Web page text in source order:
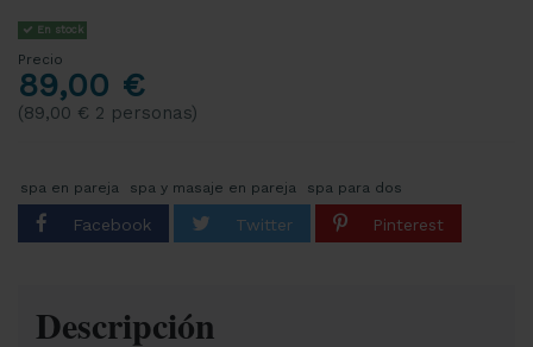
En stock
Precio
89,00 €
(89,00 € 2 personas)
spa en pareja spa y masaje en pareja spa para dos
Descripción